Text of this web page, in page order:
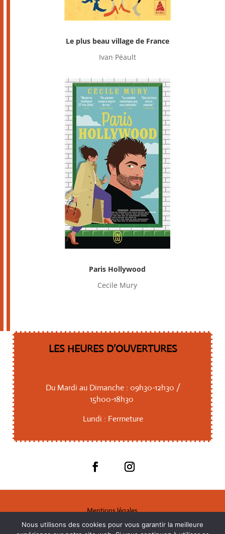
Le plus beau village de France
Ivan Péault
Paris Hollywood
Cecile Mury
LES HEURES D’OUVERTURES
Du Mardi au Dimanche : 09h30-12h30 /
15h00-18h30
Lundi : Fermeture
Mentions légales
CGV
Nous utilisons des cookies pour vous garantir la meilleure